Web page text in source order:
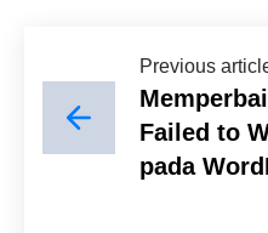
Previous
Failed to
pada